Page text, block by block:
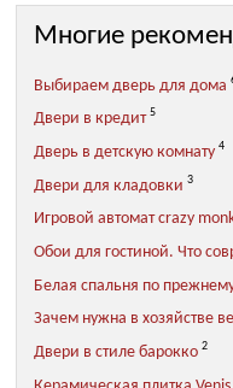
Многие
Выбираем дверь для дома
Двери в кредит 5
Дверь в детскую комнату 4
Двери для кладовки 3
Игровой автомат crazy
Обои для гостиной. Что
Белая спальня по
Зачем нужна в хозяйстве
Двери в стиле барокко 2